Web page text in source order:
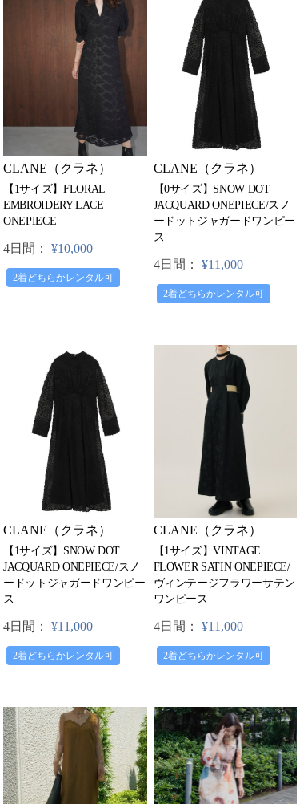
CLANE（クラネ）
【1サイズ】FLORAL
EMBROIDERY LACE
ONEPIECE
4日間： ¥10,000
2着どちらかレンタル可
CLANE（クラネ）
【0サイズ】SNOW DOT
JACQUARD ONEPIECE/スノ
ードットジャガードワンピー
ス
4日間： ¥11,000
2着どちらかレンタル可
CLANE（クラネ）
【1サイズ】SNOW DOT
JACQUARD ONEPIECE/スノ
ードットジャガードワンピー
ス
4日間： ¥11,000
2着どちらかレンタル可
CLANE（クラネ）
【1サイズ】VINTAGE
FLOWER SATIN ONEPIECE/
ヴィンテージフラワーサテン
ワンピース
4日間： ¥11,000
2着どちらかレンタル可